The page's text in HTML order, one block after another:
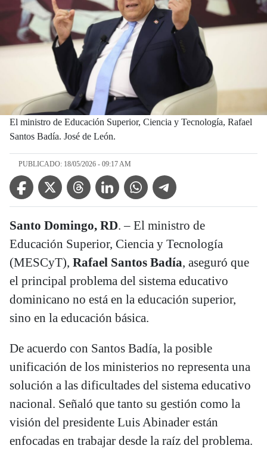
El ministro de Educación Superior, Ciencia y Tecnología, Rafael
Santos Badía. José de León.
PUBLICADO: 18/05/2026 - 09:17 AM
Facebook IconTwitter IconThreads IconLinkedin IconWhatsApp IconTelegram Icon
Santo Domingo, RD. – El ministro de
Educación Superior, Ciencia y Tecnología
(MESCyT), Rafael Santos Badía, aseguró que
el principal problema del sistema educativo
dominicano no está en la educación superior,
sino en la educación básica.
De acuerdo con Santos Badía, la posible
unificación de los ministerios no representa una
solución a las dificultades del sistema educativo
nacional. Señaló que tanto su gestión como la
visión del presidente Luis Abinader están
enfocadas en trabajar desde la raíz del problema.